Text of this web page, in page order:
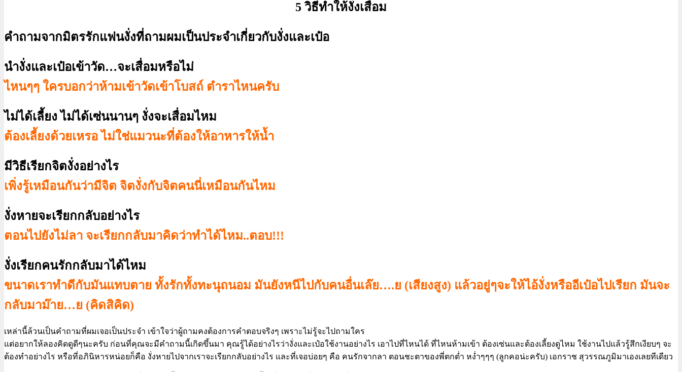
5 วิธีทำให้งั่งเสื่อม
คำถามจากมิตรรักแฟนงั่งที่ถามผมเป็นประจำเกี่ยวกับงั่งและเป๋อ
นำงั่งและเป๋อเข้าวัด…จะเสื่อมหรือไม่
ไหนๆๆ ใครบอกว่าห้ามเข้าวัดเข้าโบสถ์ ตำราไหนครับ
ไม่ได้เลี้ยง ไม่ได้เซ่นนานๆ งั่งจะเสื่อมไหม
ต้องเลี้ยงด้วยเหรอ ไม่ใช่แมวนะที่ต้องให้อาหารให้น้ำ
มีวิธีเรียกจิตงั่งอย่างไร
เพิ่งรู้เหมือนกันว่ามีจิต จิตงั่งกับจิตคนนี่เหมือนกันไหม
งั่งหายจะเรียกกลับอย่างไร
ตอนไปยังไม่ลา จะเรียกกลับมาคิดว่าทำได้ไหม..ตอบ!!!
งั่งเรียกคนรักกลับมาได้ไหม
ขนาดเราทำดีกับมันแทบตาย ทั้งรักทั้งทะนุถนอม มันยังหนีไปกับคนอื่นเล๊ย….ย (เสียงสูง) แล้วอยู่ๆจะให้ไอ้งั่งหรืออีเป๋อไปเรียก มันจะ
กลับมาม๊าย…ย (คิดสิคิด)
เหล่านี้ล้วนเป็นคำถามที่ผมเจอเป็นประจำ เข้าใจว่าผู้ถามคงต้องการคำตอบจริงๆ เพราะไม่รู้จะไปถามใคร
แต่อยากให้ลองคิดดูดีๆนะครับ ก่อนที่คุณจะมีคำถามนี้เกิดขึ้นมา คุณรู้ได้อย่างไรว่างั่งและเป๋อใช้งานอย่างไร เอาไปที่ไหนได้ ที่ไหนห้ามเข้า ต้องเซ่นและต้องเลี้ยงดูไหม ใช้งานไปแล้วรู้สึกเงียบๆ จะ
ต้องทำอย่างไร หรือที่อภินิหารหน่อยก็คือ งั่งหายไปจากเราจะเรียกกลับอย่างไร และที่เจอบ่อยๆ คือ คนรักจากลา ตอนชะตาของพี่ตกต่ำ หง่ำๆๆๆ (ลูกคอน่ะครับ) เอกราช สุวรรณภูมิมาเองเลยทีเดียว